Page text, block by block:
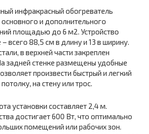
инфракрасный обогреватель
и дополнительного
площадью до 6 м2. Устройство
всего 88,5 см в длину и 13 в ширину.
в верхней части закреплен
задней стенке размещены удобные
произвести быстрый и легкий
на стену или трос.
установки составляет 2,4 м.
достигает 600 Вт, что оптимально
помещений или рабочих зон.